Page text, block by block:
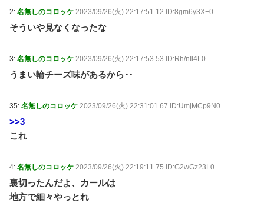
木村祐一の変貌ぶりに「渋くなりすぎ」「いつの間に
かイケおじに」の声 / 5chまとめMAP(総合) NEW!
04:21)
出”へ！？官邸幹部「協力的でなかったから」 / おまとめ
アンテナ NEW!
浮気と緊急避妊薬を隠す元カノ！問い詰めると「記憶
ピード婚した結果ｗｗｗｗｗ / おまとめアンテナ NEW!
(8/7 02:13)
る・・・ / おまとめアンテナ NEW! (8/7 00:19)
【朗報】イギリス、タバコ販売禁止法案を可決
wwwwww / おまとめアンテナ
2: 名無しのコロッケ 2023/09/26(火) 22:17:51.12 ID:8gm6y3X+0
そういや見なくなったな
3: 名無しのコロッケ 2023/09/26(火) 22:17:53.53 ID:Rh/nII4L0
うまい輪チーズ味があるから‥
35: 名無しのコロッケ 2023/09/26(火) 22:31:01.67 ID:UmjMCp9N0
>>3
これ
4: 名無しのコロッケ 2023/09/26(火) 22:19:11.75 ID:G2wGz23L0
裏切ったんだよ、カールは
地方で細々やっとれ